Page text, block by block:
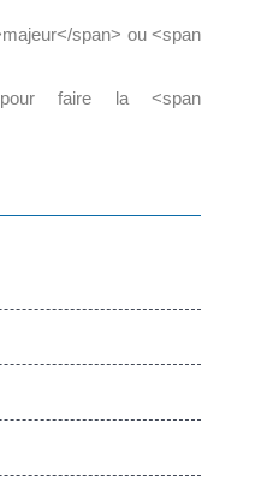
span> ou <span
pour faire la <span